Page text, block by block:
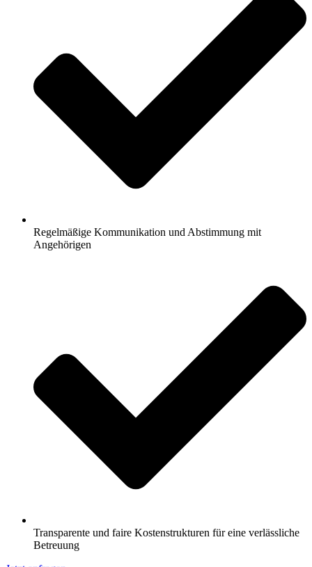
Regelmäßige Kommunikation und Abstimmung mit
Angehörigen
Transparente und faire Kostenstrukturen für eine verlässliche
Betreuung